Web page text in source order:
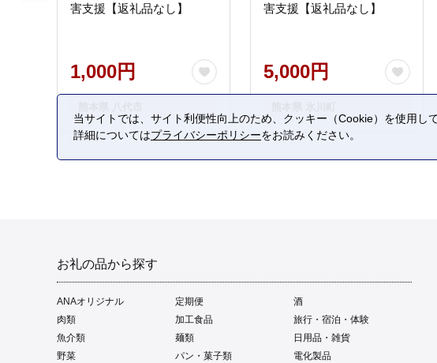
害支援【返礼品なし】
1,000円
害支援【返礼品なし】
5,000円
お礼の品から探す
ANAオリジナル 定期便
酒
肉類
加工食品
旅行・宿泊・体験
魚介類
麺類
日用品・雑貨
野菜
パン・菓子類
電化製品
当サイトでは、サイト利便性向上のため、クッキー（Cookie）を使用し
詳細についてはプライバシーポリシーをお読みください。